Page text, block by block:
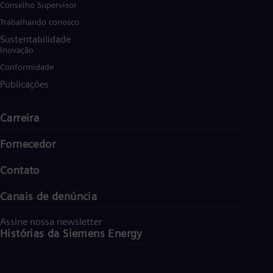
Conselho Supervisor
Trabalhando conosco
Sustentabilidade
Inovação
Conformidade
Publicações
Carreira
Fornecedor
Contato
Canais de denúncia
Assine nossa newsletter
Histórias da Siemens Energy